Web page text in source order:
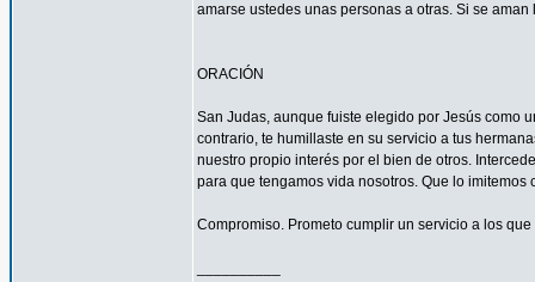
amarse ustedes unas personas a otras. Si se
ORACIÓN
San Judas, aunque fuiste elegido por Jesús como
contrario, te humillaste en su servicio a tus
nuestro propio interés por el bien de otros.
para que tengamos vida nosotros. Que lo
Compromiso. Prometo cumplir un servicio a los